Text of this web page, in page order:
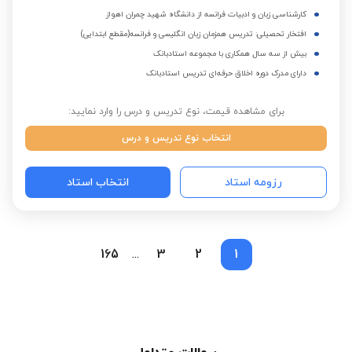
کارشناسی زبان و ادبیات فرانسه از دانشگاه شهید چمران اهواز
افتخار تحصیلی: تدریس همزمان زبان انگلیسی و فرانسه(مقطع ابتدایی)
بیش از سه سال همکاری با مجموعه استادبانک
دارای مدرک دوره اخلاق حرفه‌ای تدریس استادبانک
برای مشاهده قیمت، نوع تدریس و درس را وارد نمایید:
انتخاب نوع تدریس و درس
رزومه استاد انتخاب استاد
1
2
3
...
165